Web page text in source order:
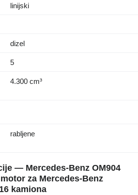
linijski
dizel
5
4.300 cm³
rabljene
— Mercedes-Benz OM904
za Mercedes-Benz
kamiona